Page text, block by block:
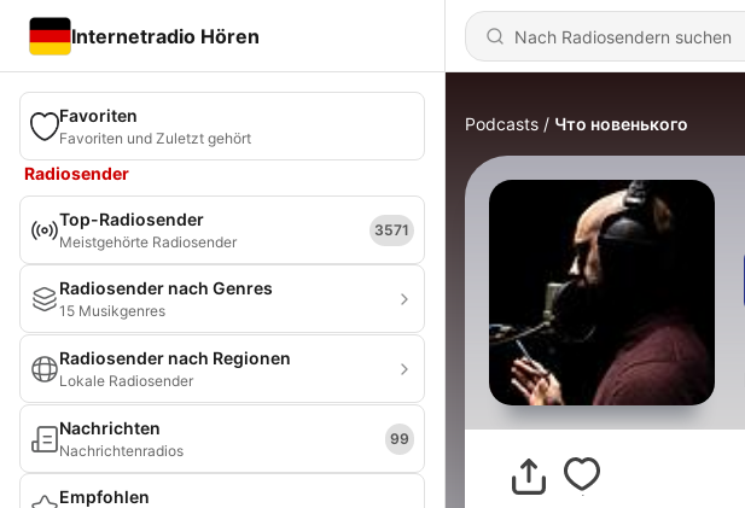
Internetradio Hören
Favoriten
Favoriten und Zuletzt gehört
Radiosender
Top-Radiosender
Meistgehörte Radiosender
3571
Radiosender nach Genres
15 Musikgenres
Radiosender nach Regionen
Lokale Radiosender
Nachrichten
Nachrichtenradios
99
Empfohlen
Podcasts Что новенького